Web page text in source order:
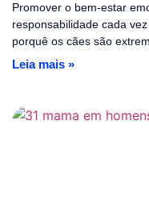
Promover o bem-estar
responsabilidade cada
porquê os cães são
Leia mais »